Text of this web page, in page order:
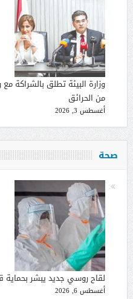
وزارة البيئة تطلق بالشراكة مع
من الحرائق
أغسطس 3, 2026
صحة
لقاح روسي جديد يبشر بحماية
أغسطس 6, 2026